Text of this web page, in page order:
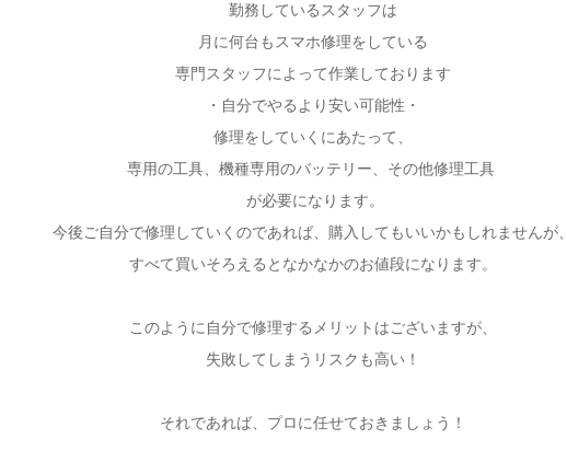
勤務しているスタッフは
月に何台もスマホ修理をしている
専門スタッフによって作業しております
・自分でやるより安い可能性・
修理をしていくにあたって、
専用の工具、機種専用のバッテリー、その他修理工具
が必要になります。
今後ご自分で修理していくのであれば、購入してもいいかもしれませんが、
すべて買いそろえるとなかなかのお値段になります。
このように自分で修理するメリットはございますが、
失敗してしまうリスクも高い！
それであれば、プロに任せておきましょう！